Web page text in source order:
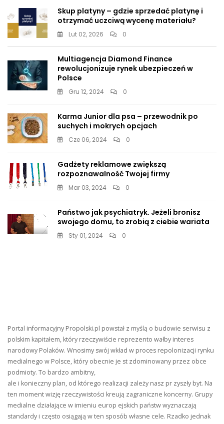
Skup platyny – gdzie sprzedać platynę i
otrzymać uczciwą wycenę materiału?
Lut 02, 2026 0
Multiagencja Diamond Finance
rewolucjonizuje rynek ubezpieczeń w
Polsce
Gru 12, 2024 0
Karma Junior dla psa – przewodnik po
suchych i mokrych opcjach
Cze 06, 2024 0
Gadżety reklamowe zwiększą
rozpoznawalność Twojej firmy
Mar 03, 2024 0
Państwo jak psychiatryk. Jeżeli bronisz
swojego domu, to zrobią z ciebie wariata
Sty 01, 2024 0
Portal informacyjny Propolski.pl powstał z myślą o budowie serwisu z
polskim kapitałem, który rzeczywiście reprezento wałby interes
narodowy Polaków. Wnosimy swój wkład w proces repolonizacji rynku
medialnego w Polsce, który obecnie je st zdominowany przez obce
podmioty. To bardzo ambitny,
ale i konieczny plan, od którego realizacji zależy nasz pr zyszły byt. Na
ten moment wizję rzeczywistości kreują zagraniczne koncerny. Grupy
medialne działające w imieniu europ ejskich państw wyznaczają
standardy i często osiągają w ten sposób własne cele. Rzadko jednak